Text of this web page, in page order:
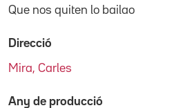
Que nos quiten lo bailao
Direcció
Mira, Carles
Any de producció